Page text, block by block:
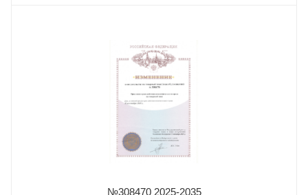
№308470 2025-2035